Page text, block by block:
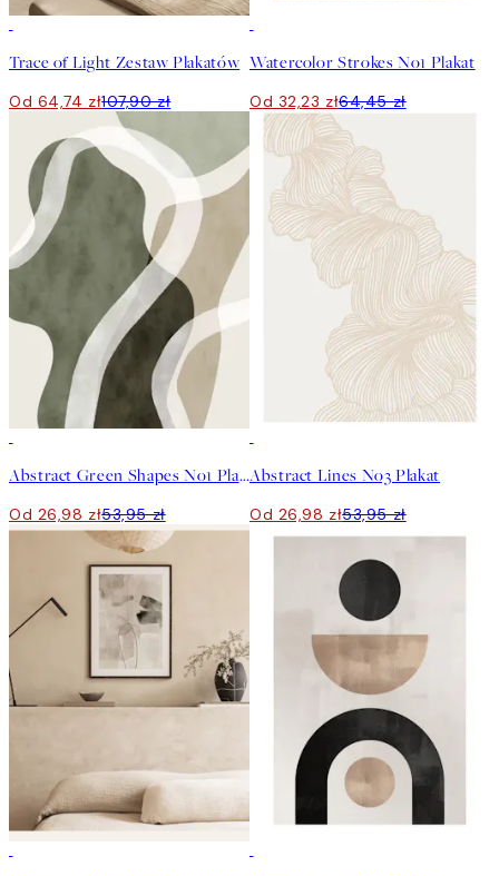
Trace of Light Zestaw Plakatów
Od 64,74 zł107,90 zł
Watercolor Strokes No1 Plakat
Od 32,23 zł64,45 zł
Abstract Green Shapes No1 Plakat
Od 26,98 zł53,95 zł
Abstract Lines No3 Plakat
Od 26,98 zł53,95 zł